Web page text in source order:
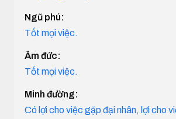
Ngũ phú:
Tốt mọi việc.
Âm đức:
Tốt mọi việc.
Minh đường:
Có lợi cho việc gặp đại nhân, lợi cho